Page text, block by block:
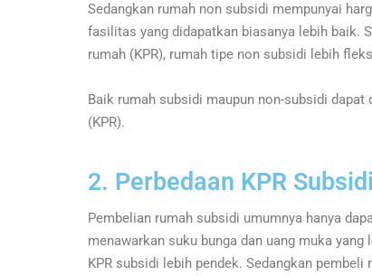
Sedangkan rumah non subsidi mempunyai
fasilitas yang didapatkan biasanya lebih baik.
rumah (KPR), rumah tipe non subsidi lebih
Baik rumah subsidi maupun non-subsidi
(KPR).
2. Perbedaan KPR
Pembelian rumah subsidi umumnya hanya
menawarkan suku bunga dan uang muka
KPR subsidi lebih pendek. Sedangkan